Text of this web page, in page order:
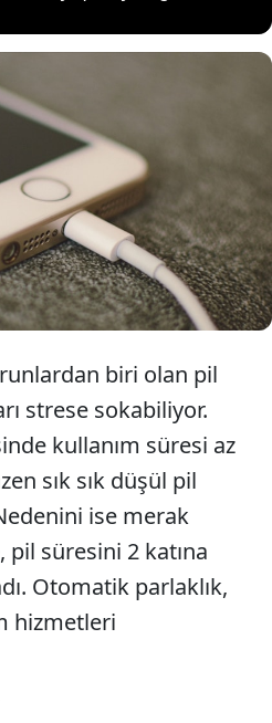
ekranda beliren 'Düşük
yarattığı stresi bilir. Ancak
akıllı telefonlarının pil
çıkarabilecek üç basit
biri olan pil
strese sokabiliyor.
kullanım süresi az
sık sık düşül pil
ise merak
süresini 2 katına
Otomatik parlaklık,
hizmetleri